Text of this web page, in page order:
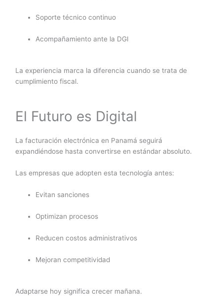
Soporte técnico continuo
Acompañamiento ante la DGI
La experiencia marca la diferencia cuando se trata de
cumplimiento fiscal.
El Futuro es Digital
La facturación electrónica en Panamá seguirá
expandiéndose hasta convertirse en estándar absoluto.
Las empresas que adopten esta tecnología antes:
Evitan sanciones
Optimizan procesos
Reducen costos administrativos
Mejoran competitividad
Adaptarse hoy significa crecer mañana.